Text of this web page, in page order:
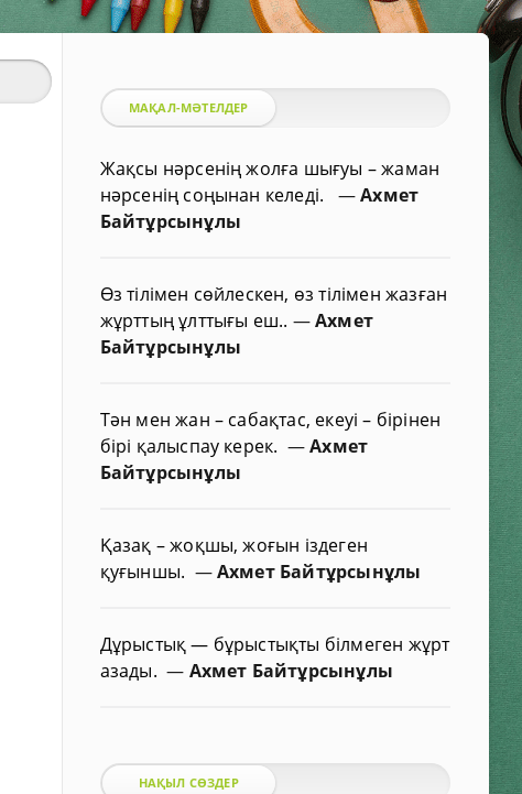
МАҚАЛ-МӘТЕЛДЕР
Жақсы нәрсенің жолға шығуы – жаман
нәрсенің соңынан келеді. —Ахмет
Байтұрсынұлы
Өз тілімен сөйлескен, өз тілімен жазған
жұрттың ұлттығы еш.. —Ахмет
Байтұрсынұлы
Тән мен жан – сабақтас, екеуі – бірінен
бірі қалыспау керек. —Ахмет
Байтұрсынұлы
Қазақ – жоқшы, жоғын іздеген
қуғыншы. —Ахмет Байтұрсынұлы
Дұрыстық — бұрыстықты білмеген жұрт
азады.— Ахмет Байтұрсынұлы
НАҚЫЛ СӨЗДЕР